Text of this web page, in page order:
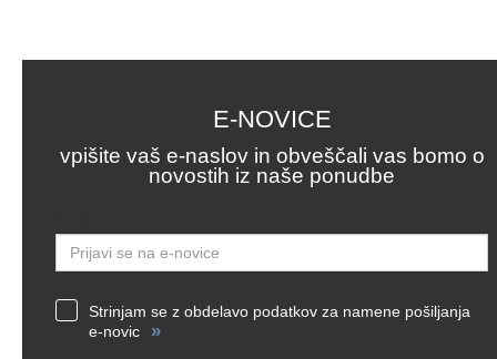
E-NOVICE
vpišite vaš e-naslov in obveščali vas bomo o
novostih iz naše ponudbe
Strinjam se z obdelavo podatkov za namene pošiljanja
e-novic
»